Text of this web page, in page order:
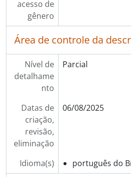
acesso de
gênero
Área de controle da
Nível de
detalhame
nto
Parcial
Datas de
criação,
revisão,
eliminação
06/08/2025
Idioma(s) português do